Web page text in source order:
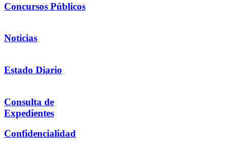
Concursos Públicos
Noticias
Estado Diario
Consulta de
Expedientes
Confidencialidad